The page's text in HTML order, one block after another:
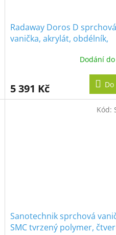
Radaway Doros D sprchová
vanička, akrylát, obdélník,
Dodání
5 391 Kč
Sanotechnik sprchová
SMC tvrzený polymer,
Kód: